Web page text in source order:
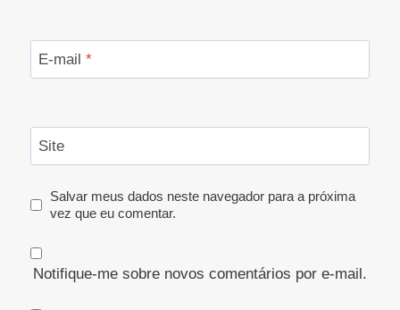
E-mail *
Site
Salvar meus dados neste navegador para a próxima
vez que eu comentar.
Notifique-me sobre novos comentários por e-mail.